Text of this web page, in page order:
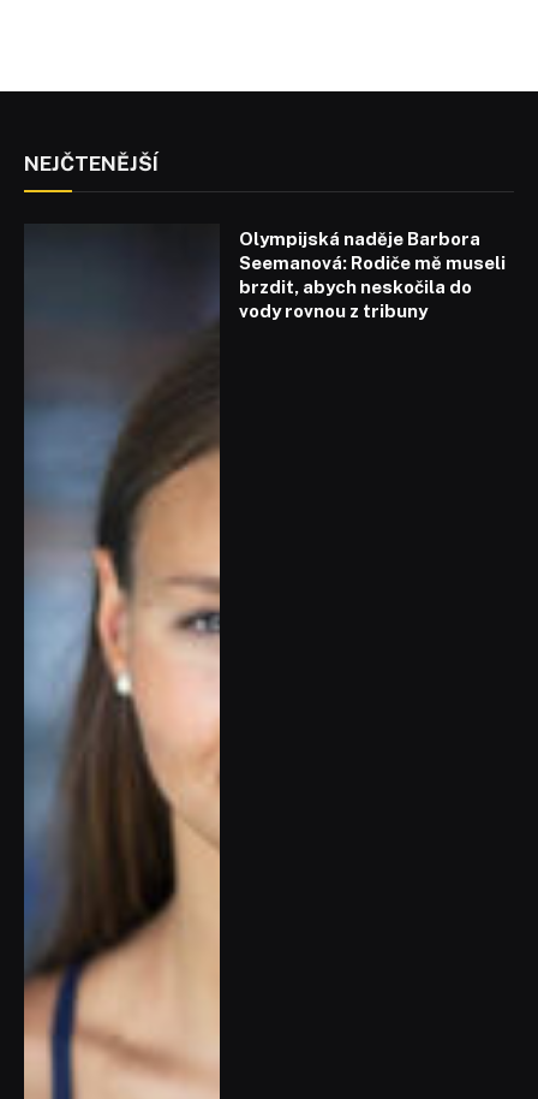
NEJČTENĚJŠÍ
Olympijská naděje Barbora
Seemanová: Rodiče mě museli
brzdit, abych neskočila do
vody rovnou z tribuny